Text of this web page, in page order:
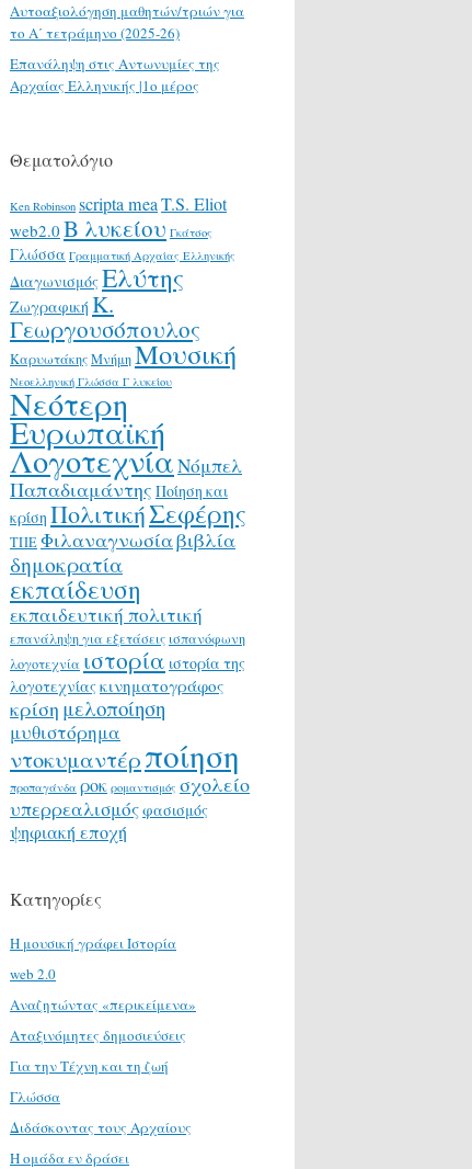
Αυτοαξιολόγηση μαθητών/τριών για
το Α΄ τετράμηνο (2025-26)
Επανάληψη στις Αντωνυμίες της
Αρχαίας Ελληνικής |1ο μέρος
Θεματολόγιο
Ken Robinson scripta meaT.S. Eliot
web2.0 Β λυκείου Γκάτσος
Γλώσσα Γραμματική Αρχαίας Ελληνικής
ΔιαγωνισμόςΕλύτης
Ζωγραφική Κ.
Γεωργουσόπουλος
ΚαρυωτάκηςΜνήμηΜουσική
Νεοελληνική Γλώσσα Γ λυκείου
Νεότερη
Ευρωπαϊκή
ΛογοτεχνίαΝόμπελ
Παπαδιαμάντης Ποίηση και
κρίση ΠολιτικήΣεφέρης
ΤΠΕΦιλαναγνωσίαβιβλία
δημοκρατία
εκπαίδευση
εκπαιδευτική πολιτική
επανάληψη για εξετάσεις ισπανόφωνη
λογοτεχνία ιστορία ιστορία της
λογοτεχνίαςκινηματογράφος
κρίση μελοποίηση
μυθιστόρημα
ντοκυμαντέρποίηση
προπαγάνδα ροκ ρομαντισμός σχολείο
υπερρεαλισμόςφασισμός
ψηφιακή εποχή
Κατηγορίες
H μουσική γράφει Ιστορία
web 2.0
Αναζητώντας «περικείμενα»
Αταξινόμητες δημοσιεύσεις
Για την Τέχνη και τη ζωή
Γλώσσα
Διδάσκοντας τους Αρχαίους
Η ομάδα εν δράσει